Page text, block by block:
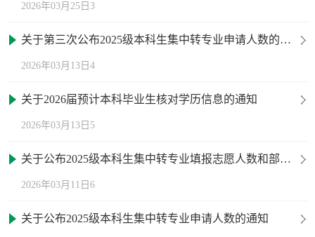
2026年03月25日3
关于第三次公布2025级本科生集中转专业申请人数的通知
2026年03月13日4
关于2026届预计本科毕业生核对学历信息的通知
2026年03月13日5
关于公布2025级本科生集中转专业填报志愿人数和部分专业增加计划的通知
2026年03月11日6
关于公布2025级本科生集中转专业申请人数的通知